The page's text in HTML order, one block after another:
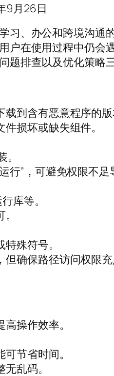
9月26日
习、办公和跨境沟通
户在使用过程中仍会
排查以及优化策略
到含有恶意程序的版
损坏或缺失组件。
”，可避免权限不足
库等。
殊符号。
确保路径访问权限充
操作效率。
节省时间。
乱码。